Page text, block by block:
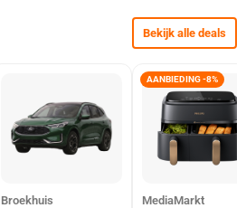
Bekijk alle deals
Broekhuis
AANBIEDING -8%
MediaMarkt